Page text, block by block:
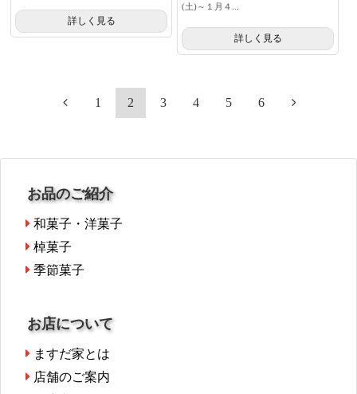
詳しく見る
(土)～１月４...
詳しく見る
1 2 3 4 5 6
お品のご紹介
和菓子・洋菓子
棹菓子
季節菓子
お店について
ますだ家とは
店舗のご案内